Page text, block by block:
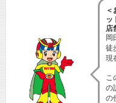
ッ
店
岡
徒
現
こ
の
の